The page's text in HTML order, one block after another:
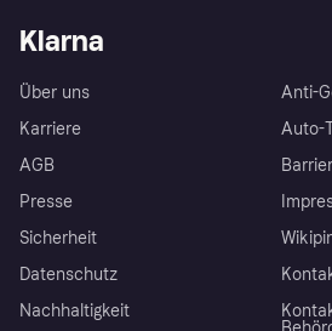
Klarna
Über uns
Karriere
AGB
Presse
Sicherheit
Datenschutz
Nachhaltigkeit
Anti-
Auto-